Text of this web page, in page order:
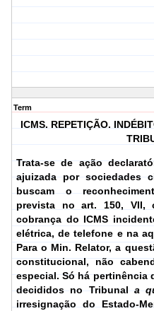
Term
ICMS. REPETIÇÃO.
Trata-se de ação
ajuizada por sociedades
buscam o
prevista no art. 150, VII,
cobrança do ICMS
elétrica, de telefone e na
Para o Min. Relator, a
constitucional, não
especial. Só há pertinência
decididos no Tribunal a
irresignação do Estado-